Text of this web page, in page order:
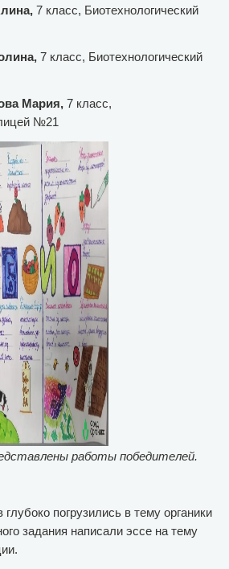
7 класс, Биотехнологический
7 класс, Биотехнологический
Мария, 7 класс,
№21
работы победителей.
погрузились в тему органики
задания написали эссе на тему